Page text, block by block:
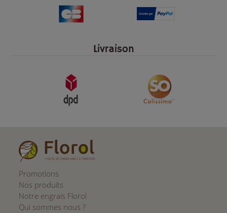
Livraison
Promotions
Nos produits
Notre engrais Florol
Qui sommes nous ?